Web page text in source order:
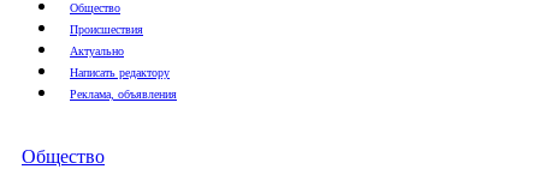
Общество
Происшествия
Актуально
Написать редактору
Реклама, объявления
Общество